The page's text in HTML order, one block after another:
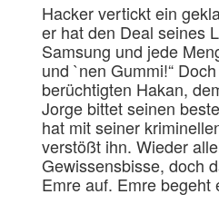
Hacker vertickt ein
er hat den Deal seines
Samsung und jede
und `nen Gummi!“
berüchtigten Hakan,
Jorge bittet seinen
hat mit seiner
verstößt ihn. Wieder
Gewissensbisse, doch
Emre auf. Emre